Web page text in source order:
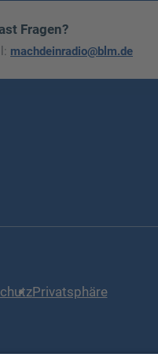
Fragen?
machdeinradio@blm.de
Privatsphäre